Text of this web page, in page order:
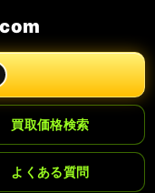
買取価格検索
よくある質問